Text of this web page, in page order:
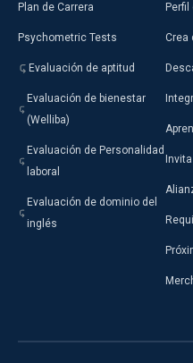
Plan de Carrera
Psychometric Tests
Evaluación de aptitud
Evaluación de bienestar
(Welliba)
Evaluación de Personalidad
laboral
Evaluación de dominio del
inglés
Crea